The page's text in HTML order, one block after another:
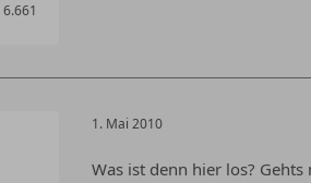
6.661
1. Mai 2010
Was ist denn hier los?